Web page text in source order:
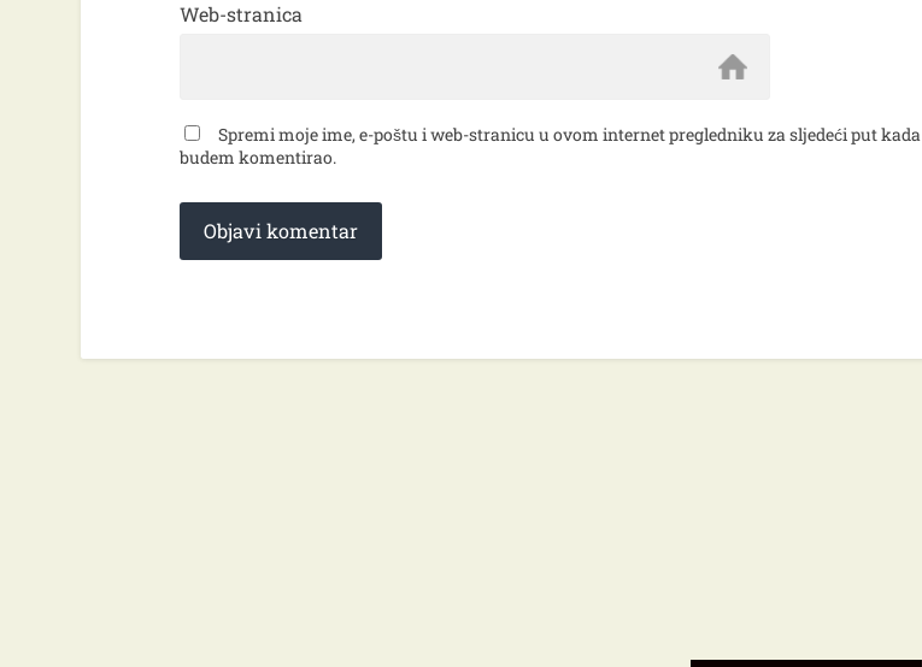
Web-stranica
Spremi moje ime, e-poštu i web-stranicu u ovom internet pregledniku za sljedeći put kada
budem komentirao.